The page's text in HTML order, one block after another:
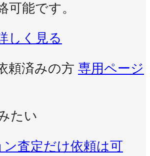
可能です。
しく見る
頼済みの方 専用ページ
たい
ン査定だけ依頼は可